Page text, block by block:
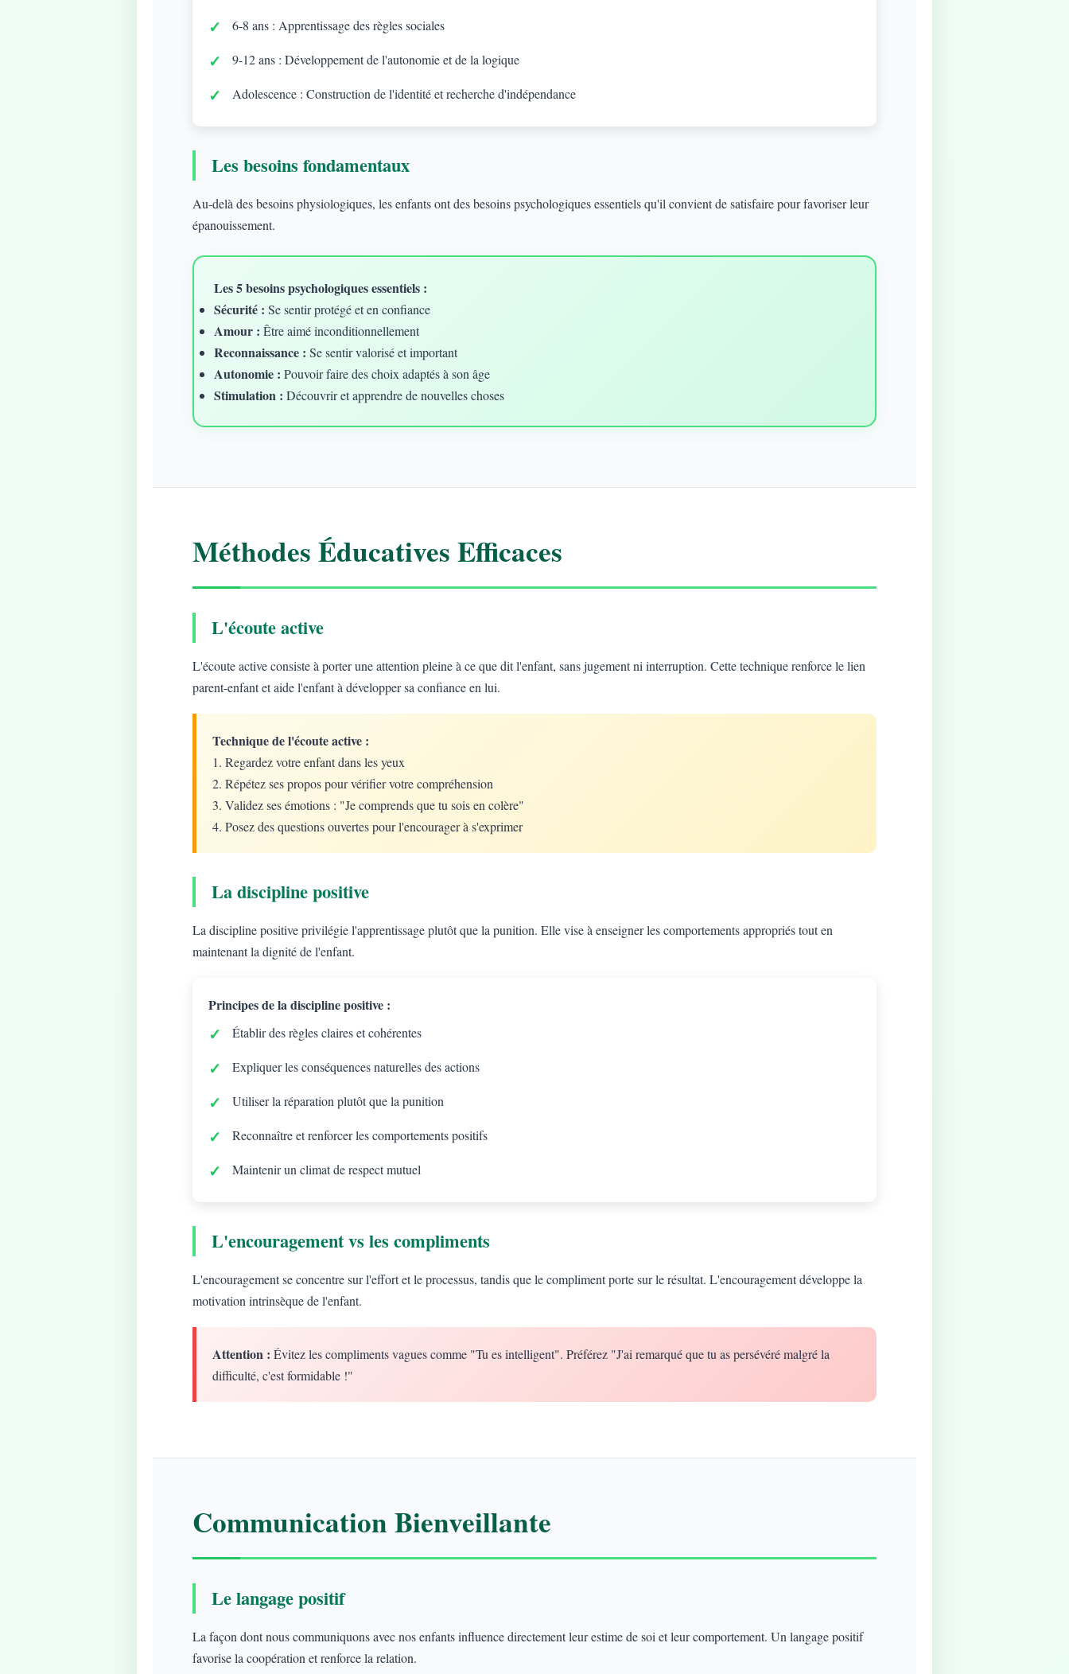
6-8 ans : Apprentissage des règles sociales
9-12 ans : Développement de l'autonomie et de la logique
Adolescence : Construction de l'identité et recherche d'indépendance
Les besoins fondamentaux
Au-delà des besoins physiologiques, les enfants ont des besoins psychologiques essentiels qu'il convient de satisfaire pour favoriser leur
épanouissement.
Les 5 besoins psychologiques essentiels :
Sécurité : Se sentir protégé et en confiance
Amour : Être aimé inconditionnellement
Reconnaissance : Se sentir valorisé et important
Autonomie : Pouvoir faire des choix adaptés à son âge
Stimulation : Découvrir et apprendre de nouvelles choses
Méthodes Éducatives Efficaces
L'écoute active
L'écoute active consiste à porter une attention pleine à ce que dit l'enfant, sans jugement ni interruption. Cette technique renforce le lien
parent-enfant et aide l'enfant à développer sa confiance en lui.
Technique de l'écoute active :
1. Regardez votre enfant dans les yeux
2. Répétez ses propos pour vérifier votre compréhension
3. Validez ses émotions : "Je comprends que tu sois en colère"
4. Posez des questions ouvertes pour l'encourager à s'exprimer
La discipline positive
La discipline positive privilégie l'apprentissage plutôt que la punition. Elle vise à enseigner les comportements appropriés tout en
maintenant la dignité de l'enfant.
Principes de la discipline positive :
Établir des règles claires et cohérentes
Expliquer les conséquences naturelles des actions
Utiliser la réparation plutôt que la punition
Reconnaître et renforcer les comportements positifs
Maintenir un climat de respect mutuel
L'encouragement vs les compliments
L'encouragement se concentre sur l'effort et le processus, tandis que le compliment porte sur le résultat. L'encouragement développe la
motivation intrinsèque de l'enfant.
Attention : Évitez les compliments vagues comme "Tu es intelligent". Préférez "J'ai remarqué que tu as persévéré malgré la
difficulté, c'est formidable !"
Communication Bienveillante
Le langage positif
La façon dont nous communiquons avec nos enfants influence directement leur estime de soi et leur comportement. Un langage positif
favorise la coopération et renforce la relation.